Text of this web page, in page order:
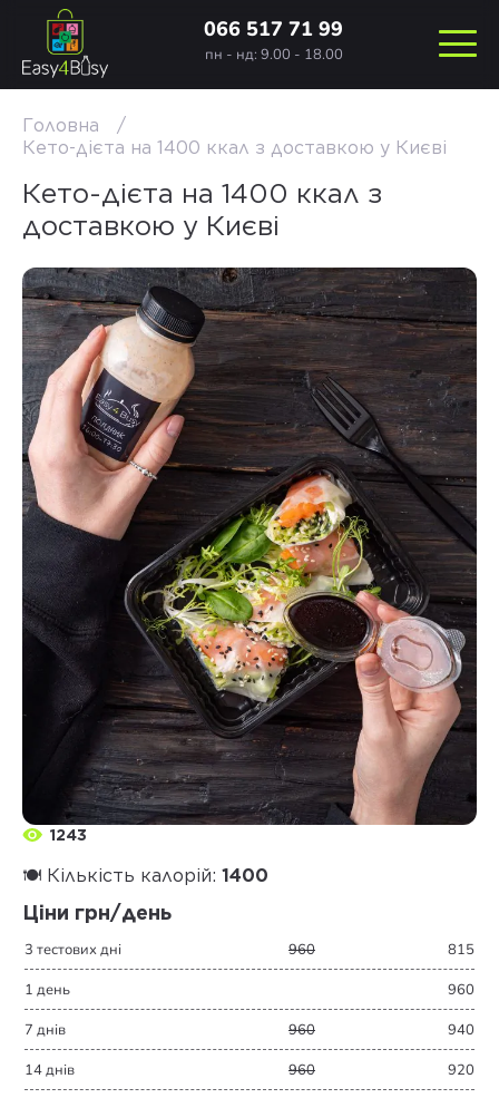
066 517 71 99
пн - нд: 9.00 - 18.00
Головна
Кето-дієта на 1400 ккал з доставкою у Києві
Кето-дієта на 1400 ккал з
доставкою у Києві
1243
🍽️ Кількість калорій: 1400
Ціни грн/день
3 тестових дні 960
815
1 день
960
7 днів
960
940
14 днів
960
920